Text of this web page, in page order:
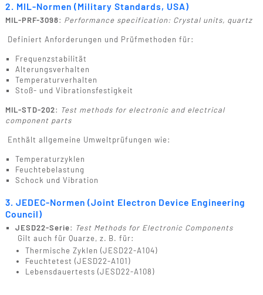
2. MIL-Normen (Military Standards, USA)
MIL-PRF-3098: Performance specification: Crystal units, quartz
Definiert Anforderungen und Prüfmethoden für:
Frequenzstabilität
Alterungsverhalten
Temperaturverhalten
Stoß- und Vibrationsfestigkeit
MIL-STD-202: Test methods for electronic and electrical
component parts
Enthält allgemeine Umweltprüfungen wie:
Temperaturzyklen
Feuchtebelastung
Schock und Vibration
3. JEDEC-Normen (Joint Electron Device Engineering
Council)
JESD22-Serie: Test Methods for Electronic Components
Gilt auch für Quarze, z. B. für:
Thermische Zyklen (JESD22-A104)
Feuchtetest (JESD22-A101)
Lebensdauertests (JESD22-A108)